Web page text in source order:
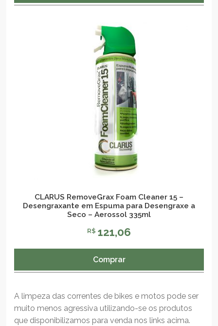
CLARUS RemoveGrax Foam Cleaner 15 –
Desengraxante em Espuma para Desengraxe a
Seco – Aerossol 335ml
R$ 121,06
Comprar
A limpeza das correntes de bikes e motos pode ser
muito menos agressiva utilizando-se os produtos
que disponibilizamos para venda nos links acima.